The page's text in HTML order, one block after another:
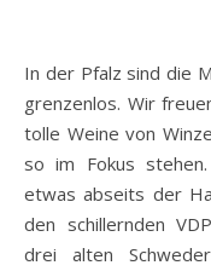
In der Pfalz sind die Möglichkeiten für Wein-Entdecker fast
grenzenlos. Wir
tolle Weine von
so im Fokus
etwas abseits der
den schillernden
drei alten